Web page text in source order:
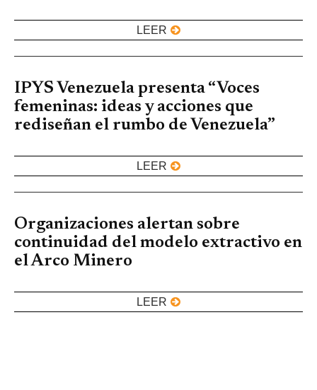
LEER
IPYS Venezuela presenta “Voces
femeninas: ideas y acciones que
rediseñan el rumbo de Venezuela”
LEER
Organizaciones alertan sobre
continuidad del modelo extractivo en
el Arco Minero
LEER